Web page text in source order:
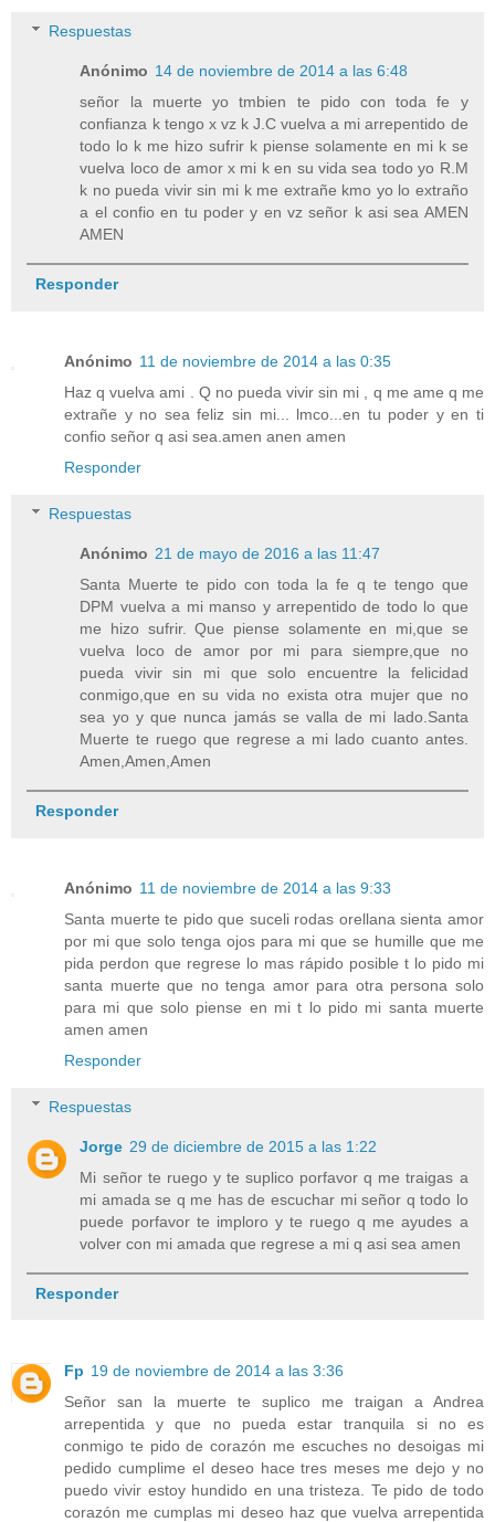
Respuestas
Anónimo 14 de noviembre de 2014 a las 6:48
señor la muerte yo tmbien te pido con toda fe y
confianza k tengo x vz k J.C vuelva a mi arrepentido de
todo lo k me hizo sufrir k piense solamente en mi k se
vuelva loco de amor x mi k en su vida sea todo yo R.M
k no pueda vivir sin mi k me extrañe kmo yo lo extraño
a el confio en tu poder y en vz señor k asi sea AMEN
AMEN
Responder
Anónimo 11 de noviembre de 2014 a las 0:35
Haz q vuelva ami . Q no pueda vivir sin mi , q me ame q me
extrañe y no sea feliz sin mi... lmco...en tu poder y en ti
confio señor q asi sea.amen anen amen
Responder
Respuestas
Anónimo 21 de mayo de 2016 a las 11:47
Santa Muerte te pido con toda la fe q te tengo que
DPM vuelva a mi manso y arrepentido de todo lo que
me hizo sufrir. Que piense solamente en mi,que se
vuelva loco de amor por mi para siempre,que no
pueda vivir sin mi que solo encuentre la felicidad
conmigo,que en su vida no exista otra mujer que no
sea yo y que nunca jamás se valla de mi lado.Santa
Muerte te ruego que regrese a mi lado cuanto antes.
Amen,Amen,Amen
Responder
Anónimo 11 de noviembre de 2014 a las 9:33
Santa muerte te pido que suceli rodas orellana sienta amor
por mi que solo tenga ojos para mi que se humille que me
pida perdon que regrese lo mas rápido posible t lo pido mi
santa muerte que no tenga amor para otra persona solo
para mi que solo piense en mi t lo pido mi santa muerte
amen amen
Responder
Respuestas
Jorge 29 de diciembre de 2015 a las 1:22
Mi señor te ruego y te suplico porfavor q me traigas a
mi amada se q me has de escuchar mi señor q todo lo
puede porfavor te imploro y te ruego q me ayudes a
volver con mi amada que regrese a mi q asi sea amen
Responder
Fp 19 de noviembre de 2014 a las 3:36
Señor san la muerte te suplico me traigan a Andrea
arrepentida y que no pueda estar tranquila si no es
conmigo te pido de corazón me escuches no desoigas mi
pedido cumplime el deseo hace tres meses me dejo y no
puedo vivir estoy hundido en una tristeza. Te pido de todo
corazón me cumplas mi deseo haz que vuelva arrepentida